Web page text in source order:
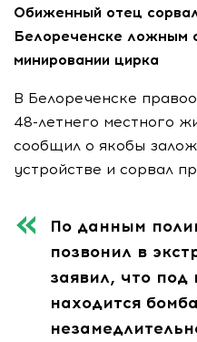
Обиженный отец
Белореченске ложным
минировании цирка
В Белореченске
48-летнего местного
сообщил о якобы
устройстве и сорвал
По данным
позвонил в
заявил, что под
находится